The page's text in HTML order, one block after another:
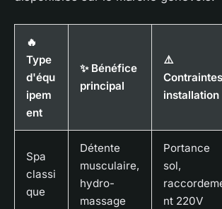
🔥
Type
d'équ
ipem
ent
✨ Bénéfice
principal
⚠️
Contraintes
installation
Spa
classi
que
Détente
musculaire,
hydro-
massage
Portance
sol,
nt 220V